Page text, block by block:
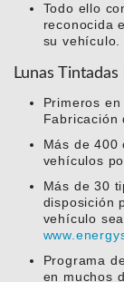
Todo ello
reconocida
su vehículo.
Lunas Tintadas
Primeros
Fabricación
Más de 400
vehículos
Más de 30
disposición
vehículo
Programa
en muchos